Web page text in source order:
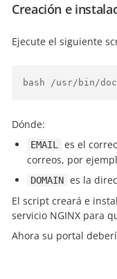
Creación e
Ejecute el siguiente
bash /usr/bin/
Dónde:
EMAIL
es el
correos, por
DOMAIN es la
El script creará e
servicio NGINX para
Ahora su portal